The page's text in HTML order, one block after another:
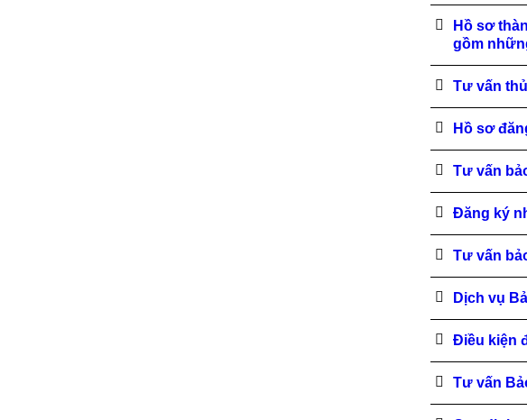
Hồ sơ
gồm
Tư vấn
Hồ sơ
Tư vấn
Đăng ký
Tư vấn
Dịch vụ
Điều kiện
Tư vấn